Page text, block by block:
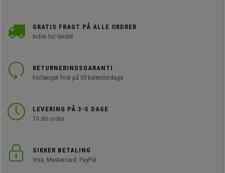
GRATIS FRAGT PÅ ALLE ORDRER
Inden for landet
RETURNERINGSGARANTI
Forlænget frist på 30 kalenderdage
LEVERING PÅ 3-5 DAGE
Til din ordre
SIKKER BETALING
Visa, Mastercard, PayPal